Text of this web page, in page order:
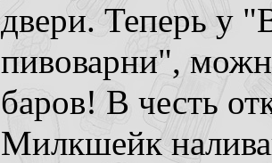
двери. Теперь у
пивоварни",
баров! В честь
Милкшейк